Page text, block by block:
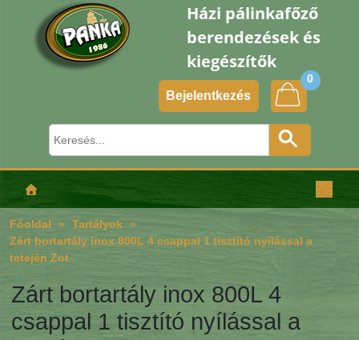
Házi pálinkafőző
berendezések és
kiegészítők
Bejelentkezés
0
Főoldal
Tartályok
Zárt bortartály inox 800L 4 csappal 1 tisztító nyílással a
tetején Zot
Zárt bortartály inox 800L 4
csappal 1 tisztító nyílással a